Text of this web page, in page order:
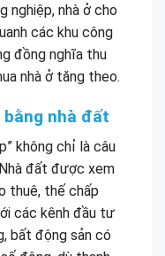
nghiệp, nhà ở cho
các khu công
đồng nghĩa thu
nhà ở tăng theo.
nhà đất
không chỉ là câu
đất được xem
thuê, thế chấp
các kênh đầu tư
bất động sản có